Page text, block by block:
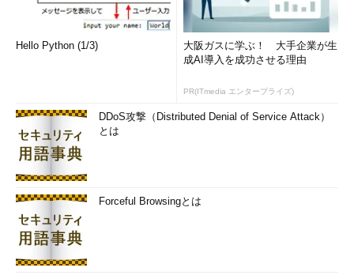
Hello Python (1/3)
大阪ガスに学ぶ！ 大手企業が生
成AI導入を成功させる理由
PR(ITmedia エンタープライズ)
DDoS攻撃（Distributed Denial of Service Attack）
とは
Forceful Browsingとは